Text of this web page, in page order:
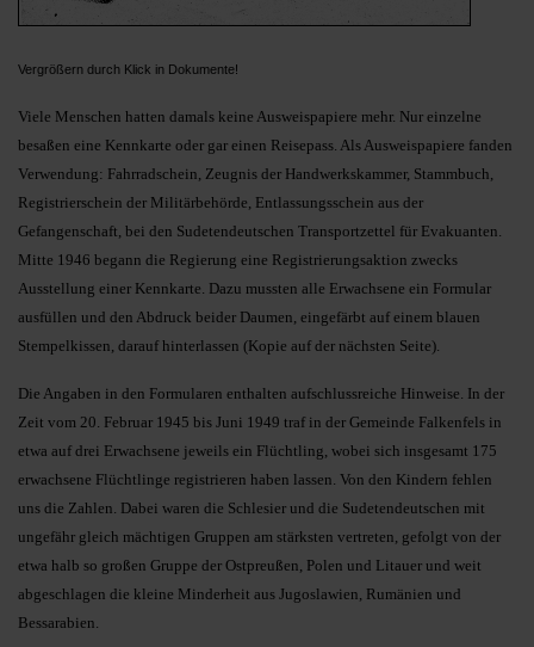
Vergrößern durch Klick in Dokumente!
Viele Menschen hatten damals keine Ausweispapiere mehr. Nur einzelne
besaßen eine Kennkarte oder gar einen Reisepass. Als Ausweispapiere fanden
Verwendung: Fahrradschein, Zeugnis der Handwerkskammer, Stammbuch,
Registrierschein der Militärbehörde, Entlassungsschein aus der
Gefangenschaft, bei den Sudetendeutschen Transportzettel für Evakuanten.
Mitte 1946 begann die Regierung eine Registrierungsaktion zwecks
Ausstellung einer Kennkarte. Dazu mussten alle Erwachsene ein Formular
ausfüllen und den Abdruck beider Daumen, eingefärbt auf einem blauen
Stempelkissen, darauf hinterlassen (Kopie auf der nächsten Seite).
Die Angaben in den Formularen enthalten aufschlussreiche Hinweise. In der
Zeit vom 20. Februar 1945 bis Juni 1949 traf in der Gemeinde Falkenfels in
etwa auf drei Erwachsene jeweils ein Flüchtling, wobei sich insgesamt 175
erwachsene Flüchtlinge registrieren haben lassen. Von den Kindern fehlen
uns die Zahlen. Dabei waren die Schlesier und die Sudetendeutschen mit
ungefähr gleich mächtigen Gruppen am stärksten vertreten, gefolgt von der
etwa halb so großen Gruppe der Ostpreußen, Polen und Litauer und weit
abgeschlagen die kleine Minderheit aus Jugoslawien, Rumänien und
Bessarabien.